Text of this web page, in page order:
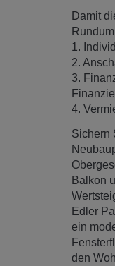
Damit
1.
2.
3.
4.
Sichern
Balkon
Edler
ein
den